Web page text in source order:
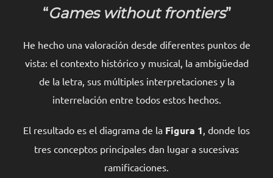
“Games without frontiers”
He hecho una valoración desde diferentes puntos de
vista: el contexto histórico y musical, la ambigüedad
de la letra, sus múltiples interpretaciones y la
interrelación entre todos estos hechos.
El resultado es el diagrama de la Figura 1, donde los
tres conceptos principales dan lugar a sucesivas
ramificaciones.